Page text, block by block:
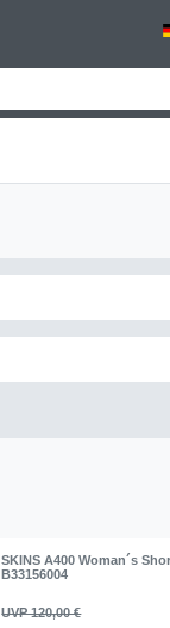
SKINS A400 Woman´s
B33156004
UVP 120,00 €